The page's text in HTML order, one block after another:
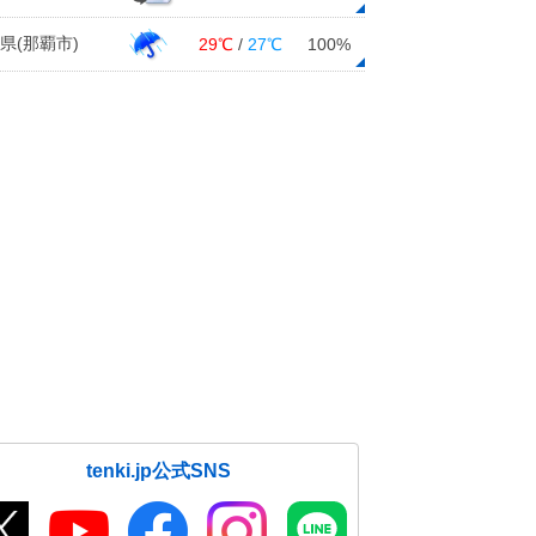
(那覇市) 29℃ / 27℃ 100%
tenki.jp公式SNS